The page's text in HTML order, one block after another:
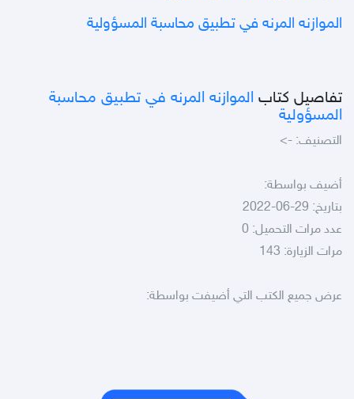
الموازنه المرنه في تطبيق محاسبة المسؤولية
تفاصيل كتاب الموازنه المرنه في تطبيق محاسبة
المسؤولية
التصنيف: ->
أضيف بواسطة:
بتاريخ: 29-06-2022
عدد مرات التحميل: 0
مرات الزيارة: 143
عرض جميع الكتب التي أضيفت بواسطة: